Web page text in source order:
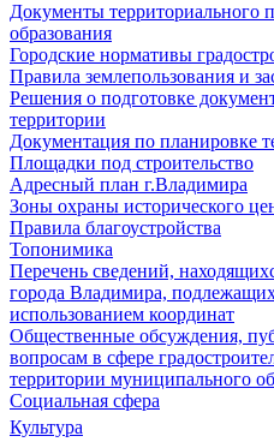
Документы территориального
образования
Городские нормативы
Правила землепользования и
Решения о подготовке
территории
Документация по планировке
Площадки под строительство
Адресный план г.Владимира
Зоны охраны исторического
Правила благоустройства
Топонимика
Перечень сведений,
города Владимира,
использованием координат
Общественные обсуждения,
вопросам в сфере
территории муниципального
Социальная сфера
Культура